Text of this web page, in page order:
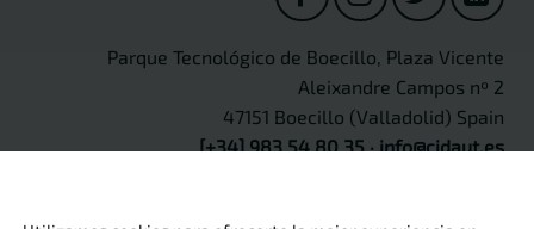
Parque Tecnológico de Boecillo, Plaza Vicente
Aleixandre Campos nº 2
47151 Boecillo (Valladolid) Spain
[+34] 983 54 80 35·info@cidaut.es